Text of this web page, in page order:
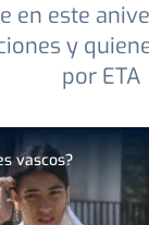
en este
y
por ETA
vascos?